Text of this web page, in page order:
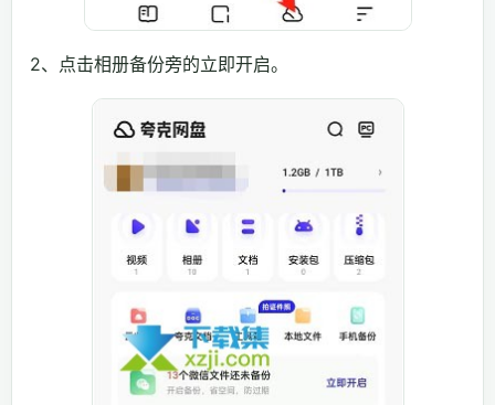
2、点击相册备份旁的立即开启。